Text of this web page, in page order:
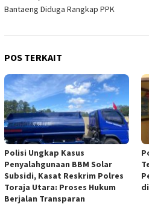
Bantaeng Diduga Rangkap PPK
POS TERKAIT
Polisi Ungkap Kasus
Penyalahgunaan BBM Solar
Subsidi, Kasat Reskrim Polres
Toraja Utara: Proses Hukum
Berjalan Transparan